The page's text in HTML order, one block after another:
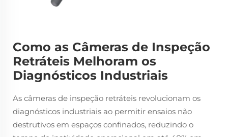
Como as Câmeras de Inspeção
Retráteis Melhoram os
Diagnósticos Industriais
As câmeras de inspeção retráteis revolucionam os
diagnósticos industriais ao permitir ensaios não
destrutivos em espaços confinados, reduzindo o